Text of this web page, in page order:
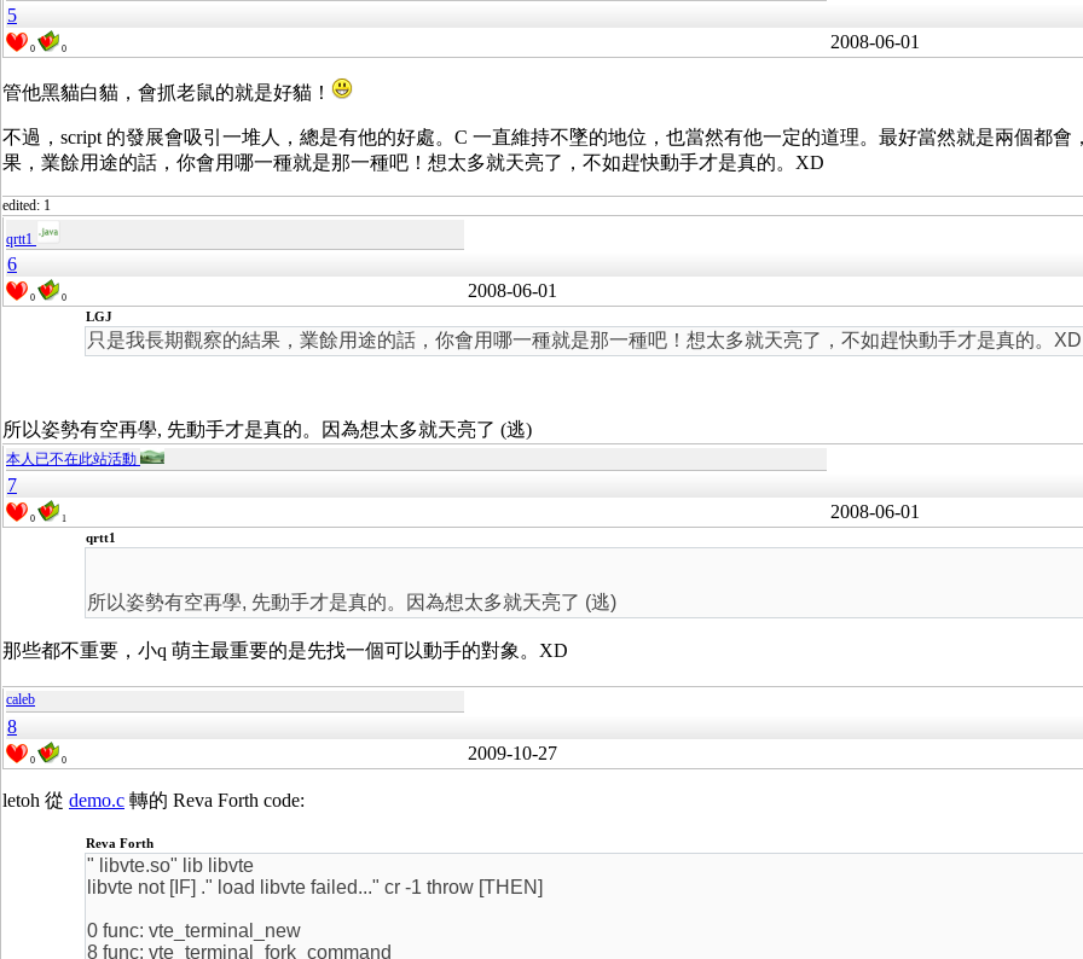
5
0 0 2008-06-01
管他黑貓白貓，會抓老鼠的就是好貓！
不過，script 的發展會吸引一堆人，總是有他的好處。C 一直維持不墜的地位，也當然有他一定的道理。最好當然就是兩個都
果，業餘用途的話，你會用哪一種就是那一種吧！想太多就天亮了，不如趕快動手才是真的。XD
edited: 1
qrtt1
6
0 0 2008-06-01
LGJ
只是我長期觀察的結果，業餘用途的話，你會用哪一種就是那一種吧！想太多就天亮了，不如趕快動手才是真的。XD
所以姿勢有空再學, 先動手才是真的。因為想太多就天亮了 (逃)
本人已不在此站活動
7
0 1 2008-06-01
qrtt1
所以姿勢有空再學, 先動手才是真的。因為想太多就天亮了 (逃)
那些都不重要，小q 萌主最重要的是先找一個可以動手的對象。XD
caleb
8
0 0 2009-10-27
letoh 從 demo.c 轉的 Reva Forth code:
Reva Forth
" libvte.so" lib libvte
libvte not [IF] ." load libvte failed..." cr -1 throw [THEN]
0 func: vte_terminal_new
8 func: vte_terminal_fork_command